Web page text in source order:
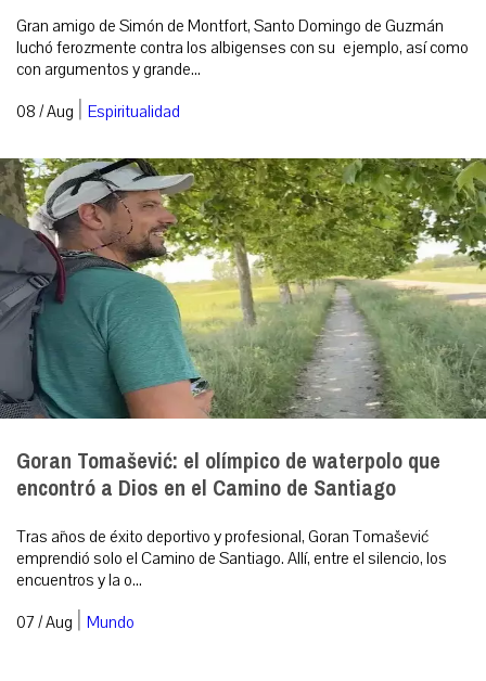
Gran amigo de Simón de Montfort, Santo Domingo de Guzmán
luchó ferozmente contra los albigenses con su ejemplo, así como
con argumentos y grande...
08 / Aug | Espiritualidad
Goran Tomašević: el olímpico de waterpolo que
encontró a Dios en el Camino de Santiago
Tras años de éxito deportivo y profesional, Goran Tomašević
emprendió solo el Camino de Santiago. Allí, entre el silencio, los
encuentros y la o...
07 / Aug | Mundo